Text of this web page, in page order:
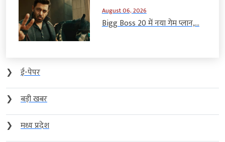
August 06, 2026
Bigg Boss 20 में नया गेम प्लान,...
❯
ई-पेपर
❯
बड़ी खबर
❯
मध्य प्रदेश